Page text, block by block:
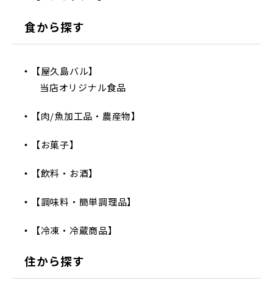
食から探す
【屋久島バル】
当店オリジナル食品
【肉/魚加工品・農産物】
【お菓子】
【飲料・お酒】
【調味料・簡単調理品】
【冷凍・冷蔵商品】
住から探す